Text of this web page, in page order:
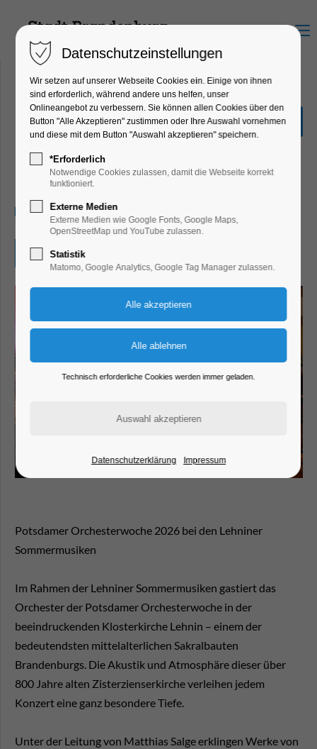
Menu
Potsdamer Orchesterwoche
@ Lehniner
Sommermusiken
Konzert, Musik, Verein
16.07.2026, 19:30–21:30
Eintritt frei
Potsdamer Orchesterwoche 2026 bei den Lehniner
Sommermusiken
Im Rahmen der Lehniner Sommermusiken gastiert das
Orchester der Potsdamer Orchesterwoche in der
beeindruckenden Klosterkirche Lehnin – einem der
bedeutendsten mittelalterlichen Sakralbauten
Brandenburgs. Die Akustik und Atmosphäre dieser über
800 Jahre alten Zisterzienserkirche verleihen jedem
Konzert eine ganz besondere Tiefe.
Unter der Leitung von Matthias Salge erklingen Werke von
Datenschutzeinstellungen
Wir setzen auf unserer Webseite Cookies ein. Einige von ihnen
sind erforderlich, während andere uns helfen, unser
Onlineangebot zu verbessern. Sie können allen Cookies über den
Button "Alle Akzeptieren" zustimmen oder Ihre Auswahl vornehmen
und diese mit dem Button "Auswahl akzeptieren" speichern.
*Erforderlich
Notwendige Cookies zulassen, damit die Webseite korrekt
funktioniert.
Externe Medien
Externe Medien wie Google Fonts, Google Maps,
OpenStreetMap und YouTube zulassen.
Statistik
Matomo, Google Analytics, Google Tag Manager zulassen.
Technisch erforderliche Cookies werden immer geladen.
Datenschutzerklärung Impressum